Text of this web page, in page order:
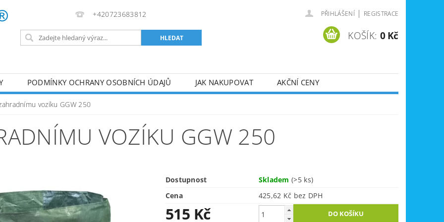
+420723683812 PŘIHLÁŠENÍ | REGISTRACE
KOŠÍK: 0 Kč
PODMÍNKY OCHRANY OSOBNÍCH ÚDAJŮ JAK NAKUPOVAT
AKČNÍ CENY
AKUMULÁTOROVÉ NÁŘADÍ
RUČNÍ NÁŘADÍ AKU NÁŘADÍ STAVEBNÍ STROJE
ÚKLIDOVÁ TECHNIKA
vozíku GGW 250
VOZÍKU GGW 250
Dostupnost Skladem(>5 ks)
Cena
425,62 Kč bez DPH
515 Kč